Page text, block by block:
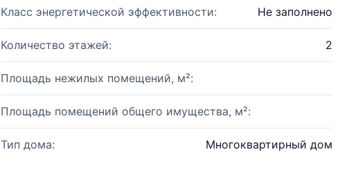
Класс энергетической эффективности: Не заполнено
Количество этажей: 2
Площадь нежилых помещений, м²:
Площадь помещений общего имущества, м²:
Тип дома: Многоквартирный дом